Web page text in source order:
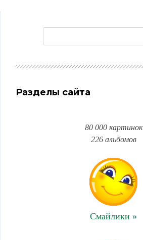
Разделы сайта
80 000 картинок
226 альбомов
Смайлики »